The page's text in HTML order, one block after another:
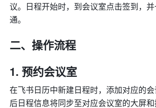
议。日程开始时，到会议室点击签到，
通。
二、操作流程
预约会议室
在飞书日历中新建日程时，添加对应的
后日程信息将同步至对应会议室的大屏和